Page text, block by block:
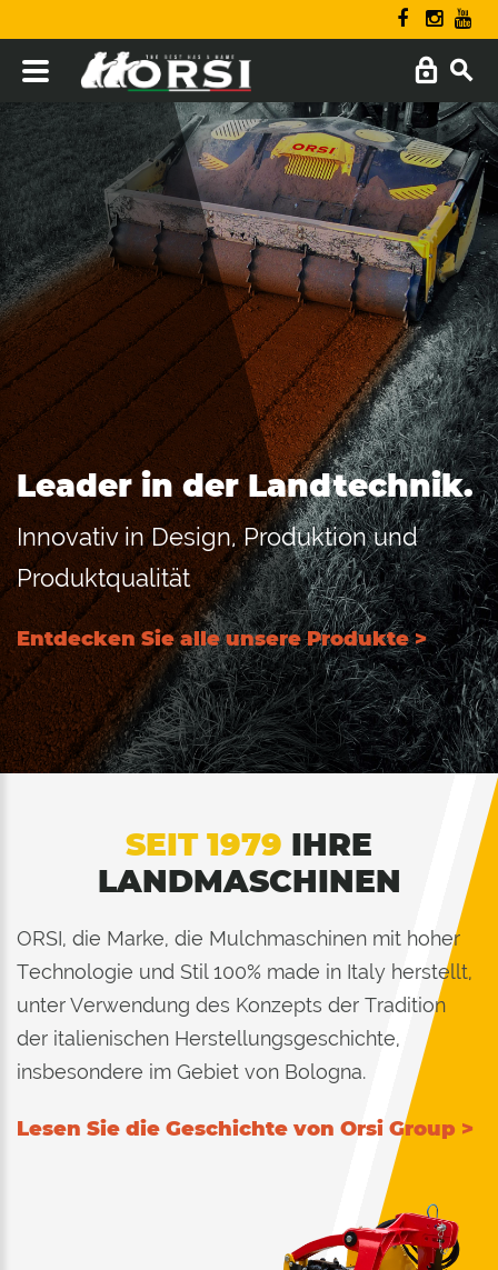
Leader in der Landtechnik.
Innovativ in Design, Produktion und
Produktqualität
Entdecken Sie alle unsere Produkte >
SEIT 1979 IHRE
LANDMASCHINEN
ORSI, die Marke, die Mulchmaschinen mit hoher
Technologie und Stil 100% made in Italy herstellt,
unter Verwendung des Konzepts der Tradition
der italienischen Herstellungsgeschichte,
insbesondere im Gebiet von Bologna.
Lesen Sie die Geschichte von Orsi Group >